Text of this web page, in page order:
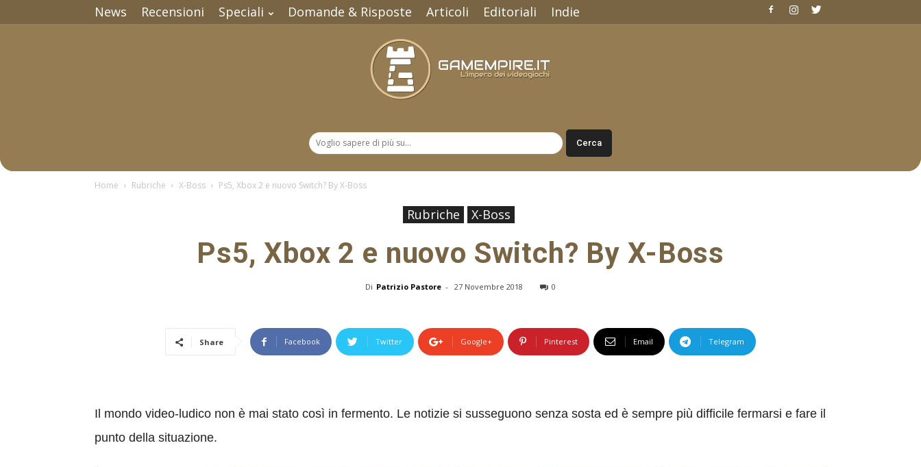
News Recensioni Speciali Domande & Risposte Articoli Editoriali Indie
Home Rubriche X-Boss Ps5, Xbox 2 e nuovo Switch? By X-Boss
Rubriche X-Boss
Ps5, Xbox 2 e nuovo Switch? By X-Boss
Di Patrizio Pastore - 27 Novembre 2018 0
Share Facebook Twitter Google+ Pinterest Email Telegram
Il mondo video-ludico non è mai stato così in fermento. Le notizie si susseguono senza sosta ed è sempre più difficile fermarsi e fare il
punto della situazione.